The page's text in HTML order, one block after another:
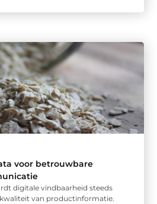
voor betrouwbare
digitale vindbaarheid steeds
van productinformatie.